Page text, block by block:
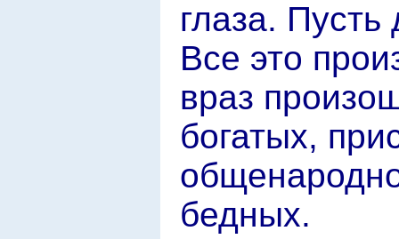
глаза.
Все это
враз
богатых,
бедных.